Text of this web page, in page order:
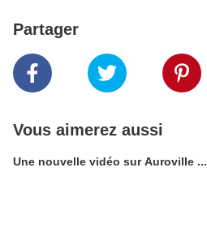
Partager
Vous aimerez aussi
Une nouvelle vidéo sur Auroville ...